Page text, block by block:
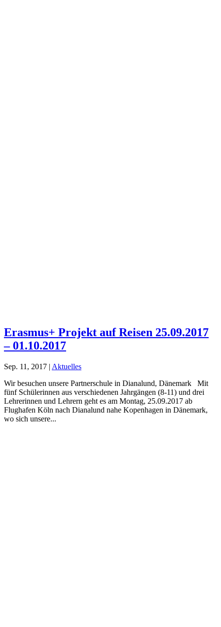
Erasmus+ Projekt auf Reisen 25.09.2017
– 01.10.2017
Sep. 11, 2017 | Aktuelles
Wir besuchen unsere Partnerschule in Dianalund, Dänemark Mit
fünf Schülerinnen aus verschiedenen Jahrgängen (8-11) und drei
Lehrerinnen und Lehrern geht es am Montag, 25.09.2017 ab
Flughafen Köln nach Dianalund nahe Kopenhagen in Dänemark,
wo sich unsere...